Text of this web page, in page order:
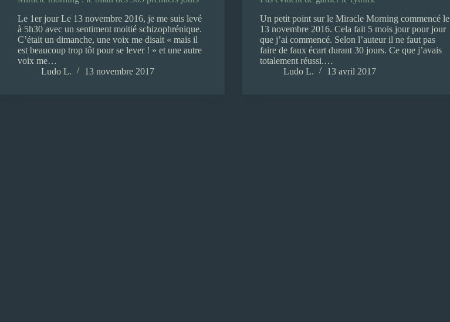
Le 1er jour Le 13 novembre 2016, je me suis levé
à 5h30 avec un sentiment moitié schizophrénique.
C’était un dimanche, une voix me disait « mais il
est beaucoup trop tôt pour se lever ! » et une autre
voix me…
Ludo L.
13 novembre 2017
Un petit point sur le Miracle Morning commencé le
13 novembre 2016. Cela fait 5 mois jour pour jour
que j’ai commencé. Selon l’auteur il ne faut pas
faire de faux écart durant 30 jours. Ce que j’avais
totalement réussi.…
Ludo L.
13 avril 2017